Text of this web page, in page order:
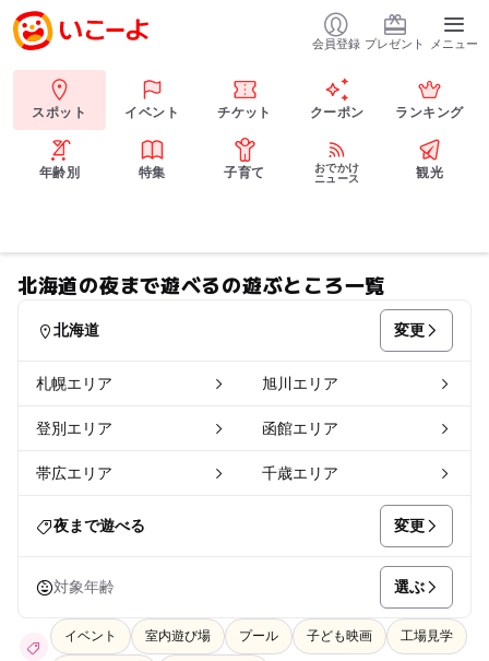
会員登録 プレゼント メニュー
スポット イベント チケット クーポン ランキング
年齢別 特集 子育て
おでかけ
ニュース
観光
北海道の夜まで遊べるの遊ぶところ一覧
北海道 変更
札幌エリア 旭川エリア
登別エリア 函館エリア
帯広エリア 千歳エリア
夜まで遊べる 変更
対象年齢 選ぶ
イベント 室内遊び場 プール 子ども映画 工場見学